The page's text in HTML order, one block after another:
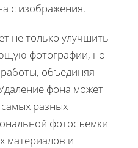
с изображения.
не только улучшить
фотографии, но
объединяя
фона может
разных
фотосъемки
материалов и